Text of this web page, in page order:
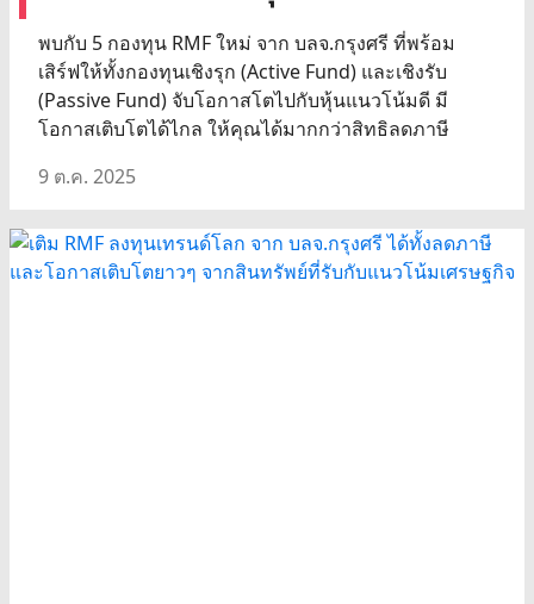
พบกับ 5 กองทุน RMF ใหม่ จาก บลจ.กรุงศรี ที่พร้อม
เสิร์ฟให้ทั้งกองทุนเชิงรุก (Active Fund) และเชิงรับ
(Passive Fund) จับโอกาสโตไปกับหุ้นแนวโน้มดี มี
โอกาสเติบโตได้ไกล ให้คุณได้มากกว่าสิทธิลดภาษี
9 ต.ค. 2025